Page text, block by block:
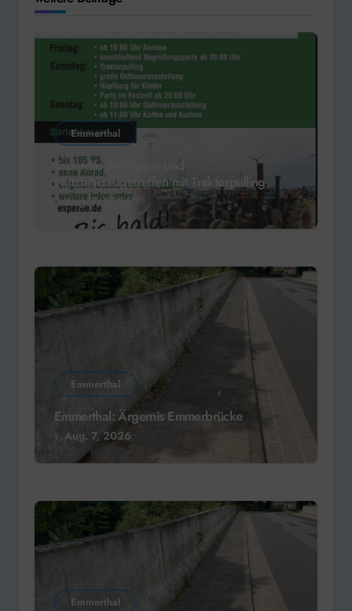
Emmerthal
Esperde: Traktoren- und
Nutzfahrzeugetreffen mit Traktorpulling
Aug. 7, 2026
Emmerthal
Emmerthal: Ärgernis Emmerbrücke
Aug. 7, 2026
Emmerthal